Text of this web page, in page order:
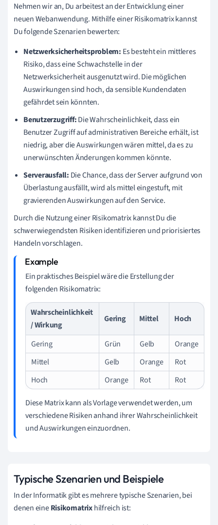
Nehmen wir an, Du arbeitest an der Entwicklung einer
neuen Webanwendung. Mithilfe einer Risikomatrix kannst
Du folgende Szenarien bewerten:
Netzwerksicherheitsproblem: Es besteht ein mittleres
Risiko, dass eine Schwachstelle in der
Netzwerksicherheit ausgenutzt wird. Die möglichen
Auswirkungen sind hoch, da sensible Kundendaten
gefährdet sein könnten.
Benutzerzugriff:Die Wahrscheinlichkeit, dass ein
Benutzer Zugriff auf administrativen Bereiche erhält, ist
niedrig, aber die Auswirkungen wären mittel, da es zu
unerwünschten Änderungen kommen könnte.
Serverausfall: Die Chance, dass der Server aufgrund von
Überlastung ausfällt, wird als mittel eingestuft, mit
gravierenden Auswirkungen auf den Service.
Durch die Nutzung einer Risikomatrix kannst Du die
schwerwiegendsten Risiken identifizieren und priorisiertes
Handeln vorschlagen.
Ein praktisches Beispiel wäre die Erstellung der
folgenden Risikomatrix:
Wahrscheinlichkeit
/ Wirkung
Gering Mittel Hoch
Gering Grün Gelb
Orange
Mittel
Gelb Orange
Rot
Hoch
Orange Rot Rot
Diese Matrix kann als Vorlage verwendet werden, um
verschiedene Risiken anhand ihrer Wahrscheinlichkeit
und Auswirkungen einzuordnen.
Typische Szenarien und Beispiele
In der Informatik gibt es mehrere typische Szenarien, bei
denen eineRisikomatrixhilfreich ist: